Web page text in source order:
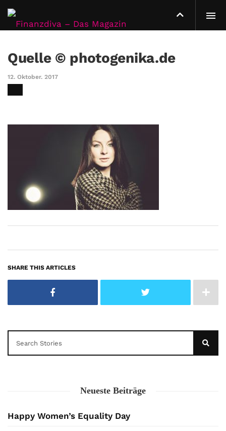
Quelle © photogenika.de
12. Oktober. 2017
SHARE THIS ARTICLES
Neueste Beiträge
Happy Women’s Equality Day